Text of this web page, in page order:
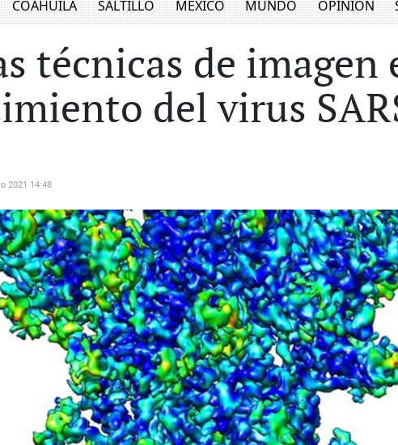
COAHUILA SALTILLO MÉXICO MUNDO OPINIÓN
técnicas de imagen
del virus
2021 14:48